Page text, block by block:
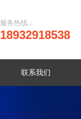
18932918538
服务热线：
联系我们